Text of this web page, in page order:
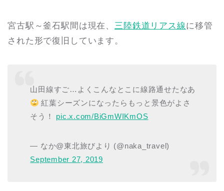
宮古駅～釜石駅間は現在、三陸鉄道リアス線に移管
された形で復旧しています。
山田線すご…よくこんなとこに線路通せたなあ
紅葉シーズンになったらもっと景色がよさ
そう！ pic.x.com/BiGmWIKmOS
— なか@東北旅びより (@naka_travel)
September 27, 2019